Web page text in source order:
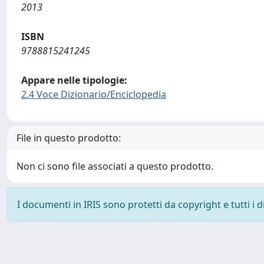
2013
ISBN
9788815241245
Appare nelle tipologie:
2.4 Voce Dizionario/Enciclopedia
File in questo prodotto:
Non ci sono file associati a questo prodotto.
I documenti in IRIS sono protetti da copyright e tutti i